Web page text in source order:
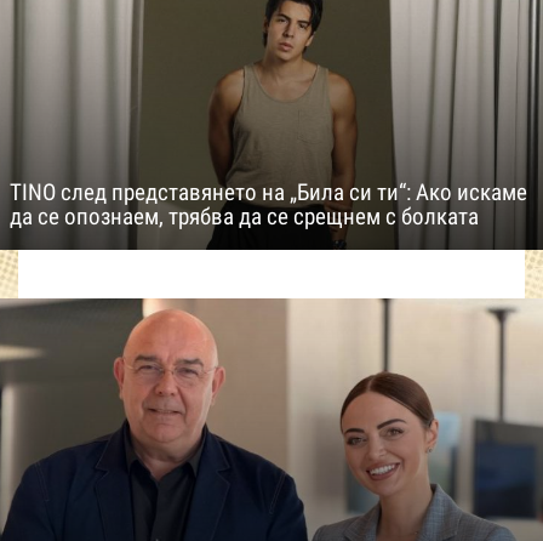
TINO след представянето на „Била си ти“: Ако искаме
да се опознаем, трябва да се срещнем с болката